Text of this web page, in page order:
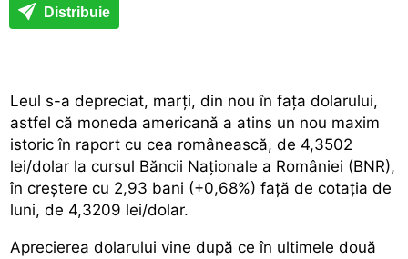
Distribuie
Leul s-a depreciat, marți, din nou în fața dolarului,
astfel că moneda americană a atins un nou maxim
istoric în raport cu cea românească, de 4,3502
lei/dolar la cursul Băncii Naționale a României (BNR),
în creștere cu 2,93 bani (+0,68%) față de cotația de
luni, de 4,3209 lei/dolar.
Aprecierea dolarului vine după ce în ultimele două